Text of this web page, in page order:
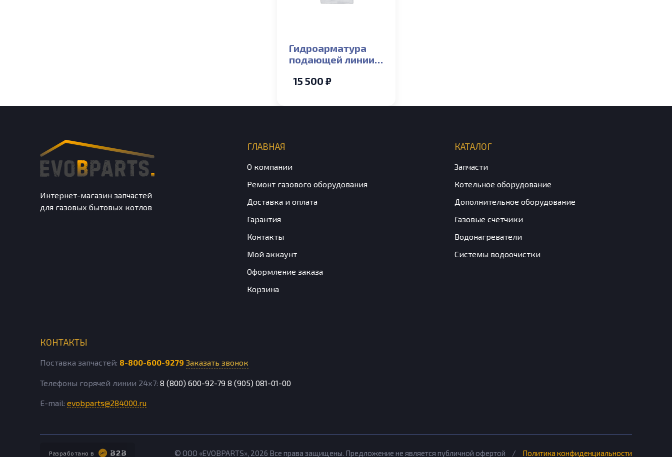
Гидроарматура
подающей линии
Bosch/Buderus
18/35_WBN6000-
15 500 ₽
Интернет-магазин запчастей
для газовых бытовых котлов
ГЛАВНАЯ
О компании
Ремонт газового оборудования
Доставка и оплата
Гарантия
Контакты
Мой аккаунт
Оформление заказа
Корзина
КАТАЛОГ
Запчасти
Котельное оборудование
Дополнительное оборудование
Газовые счетчики
Водонагреватели
Системы водоочистки
КОНТАКТЫ
Поставка запчастей: 8-800-600-9279 Заказать звонок
Телефоны горячей линии 24х7: 8 (800) 600-92-79 8 (905) 081-01-00
E-mail: evobparts@284000.ru
Разработано в © ООО «EVOBPARTS», 2026 Все права защищены. Предложение не является публичной офертой / Политика конфиденциальности